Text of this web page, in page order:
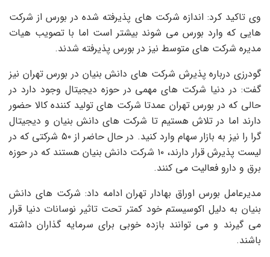
وی تاکید کرد: اندازه شرکت های پذیرفته شده در بورس از شرکت
هایی که وارد بورس می شوند بیشتر است اما با تصویب هیات
مدیره شرکت های متوسط ​​نیز در بورس پذیرفته شدند.
گودرزی درباره پذیرش شرکت های دانش بنیان در بورس تهران نیز
گفت: در دنیا شرکت های مهمی در حوزه دیجیتال وجود دارد در
حالی که در بورس تهران عمدتا شرکت های تولید کننده کالا حضور
دارند اما در تلاش هستیم تا شرکت های دانش بنیان و دیجیتال
گرا را نیز به بازار سهام وارد کنید. در حال حاضر از ۵۰ شرکتی که در
لیست پذیرش قرار دارند، ۱۰ شرکت دانش بنیان هستند که در حوزه
برق و دارو فعالیت می کنند.
مدیرعامل بورس اوراق بهادار تهران ادامه داد: شرکت های دانش
بنیان به دلیل اکوسیستم خود کمتر تحت تاثیر نوسانات دنیا قرار
می گیرند و می توانند بازده خوبی برای سرمایه گذاران داشته
باشند.